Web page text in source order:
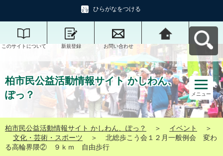
ひらがなをつける
このサイトについて 新規登録 お問い合わせ
柏市民公益活動情報
サイト かしわん、ぽ
っ？へ戻る
柏市民公益活動情報サイト かしわん、
ぽっ？
メニュー
柏市民公益活動情報サイト かしわん、ぽっ？ ＞ イベント
＞
文化・芸術・スポーツ
＞
北総歩こう会１２月一般例会 変わ
る高輪界隈② ９ｋｍ 自由歩行